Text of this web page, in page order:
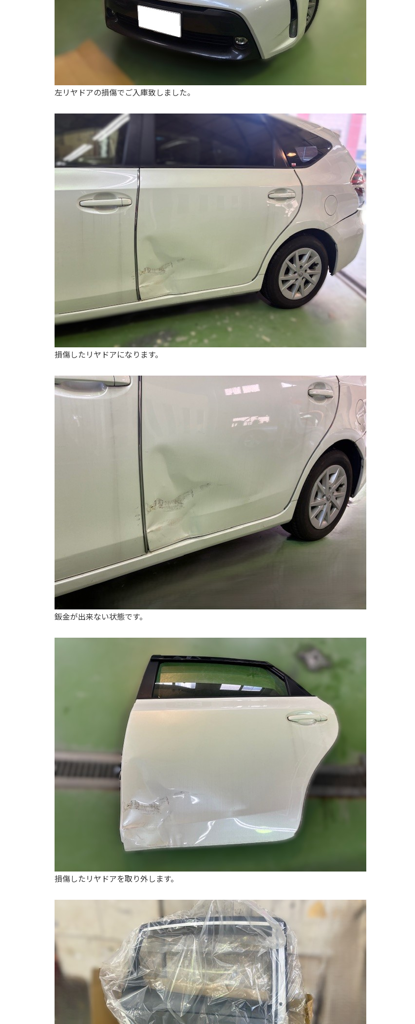
左リヤドアの損傷でご入庫致しました。
損傷したリヤドアになります。
鈑金が出来ない状態です。
損傷したリヤドアを取り外します。